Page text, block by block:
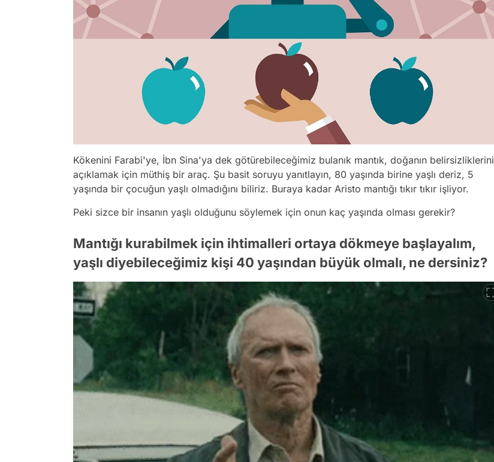
Kökenini Farabi'ye, İbn Sina'ya dek götürebileceğimiz bulanık mantık, doğanın belirsizliklerini
açıklamak için müthiş bir araç. Şu basit soruyu yanıtlayın, 80 yaşında birine yaşlı deriz, 5
yaşında bir çocuğun yaşlı olmadığını biliriz. Buraya kadar Aristo mantığı tıkır tıkır işliyor.
Peki sizce bir insanın yaşlı olduğunu söylemek için onun kaç yaşında olması gerekir?
Mantığı kurabilmek için ihtimalleri ortaya dökmeye başlayalım,
yaşlı diyebileceğimiz kişi 40 yaşından büyük olmalı, ne dersiniz?